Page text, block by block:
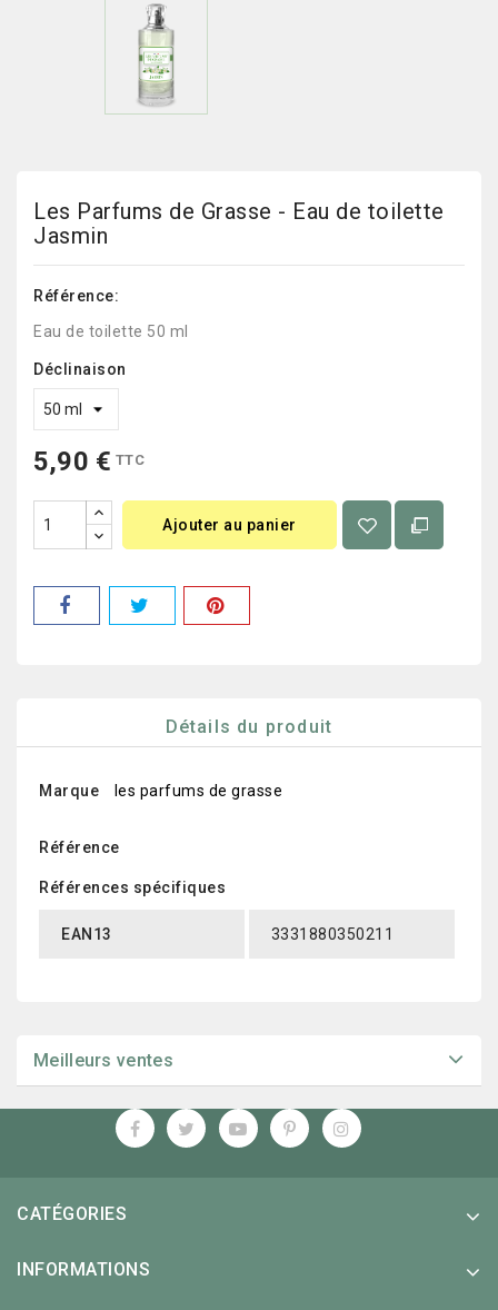
Les Parfums de Grasse - Eau de toilette
Jasmin
Référence:
Eau de toilette 50 ml
Déclinaison
5,90 € TTC
Ajouter au panier
Détails du produit
Marque les parfums de grasse
Référence
Références spécifiques
EAN13 3331880350211
Meilleurs ventes
CATÉGORIES
INFORMATIONS